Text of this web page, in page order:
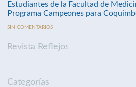
Estudiantes de la Facultad de
Programa Campeones para
SIN COMENTARIOS
Revista Reflejos
Categorías